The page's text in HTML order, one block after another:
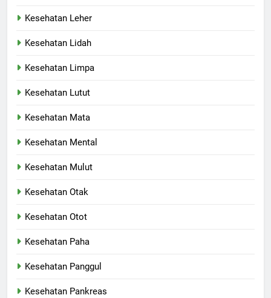
Kesehatan Leher
Kesehatan Lidah
Kesehatan Limpa
Kesehatan Lutut
Kesehatan Mata
Kesehatan Mental
Kesehatan Mulut
Kesehatan Otak
Kesehatan Otot
Kesehatan Paha
Kesehatan Panggul
Kesehatan Pankreas